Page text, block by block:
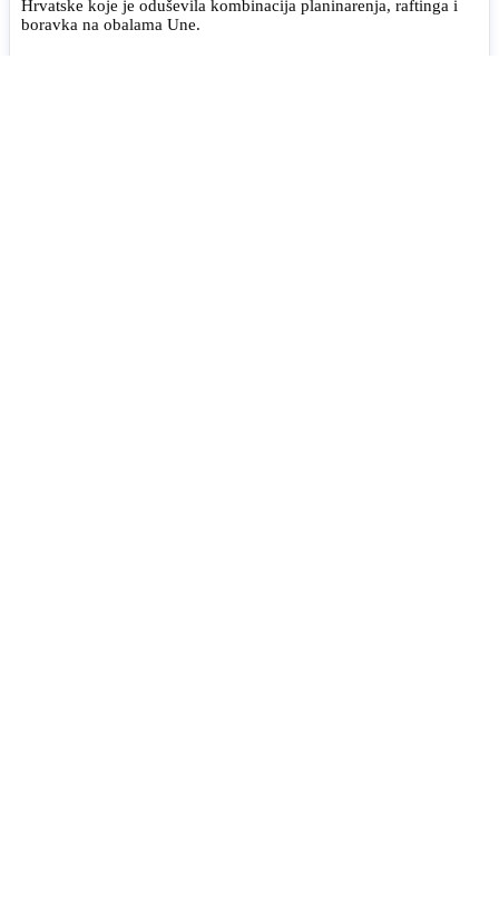
Hrvatske koje je oduševila kombinacija planinarenja, raftinga i
boravka na obalama Une.